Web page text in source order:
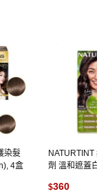
染髮
4盒
NATURTINT 赫
劑 溫和遮蓋白
$360